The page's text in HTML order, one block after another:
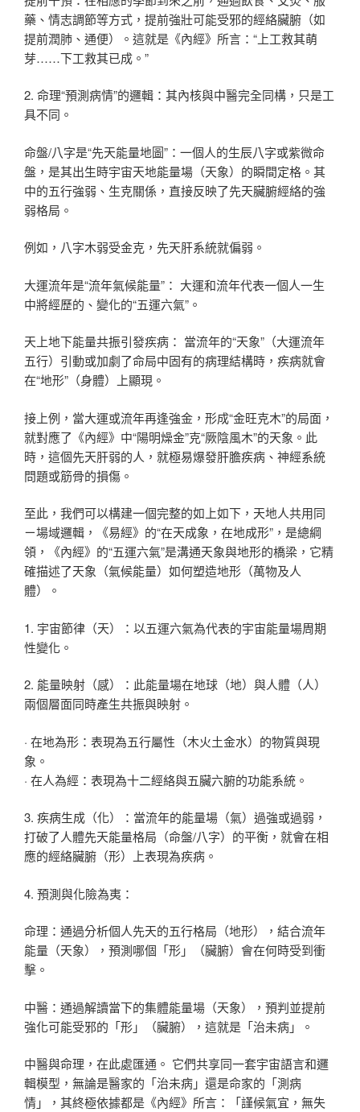
藥、情志調節等方式，提前強壯可能受邪的經絡臟腑（如
提前潤肺、通便）。這就是《內經》所言：“上工救其萌
芽……下工救其已成。”
2. 命理“預測病情”的邏輯：其內核與中醫完全同構，只是工
具不同。
命盤/八字是“先天能量地圖”：一個人的生辰八字或紫微命
盤，是其出生時宇宙天地能量場（天象）的瞬間定格。其
中的五行強弱、生克關係，直接反映了先天臟腑經絡的強
弱格局。
例如，八字木弱受金克，先天肝系統就偏弱。
大運流年是“流年氣候能量”： 大運和流年代表一個人一生
中將經歷的、變化的“五運六氣”。
天上地下能量共振引發疾病： 當流年的“天象”（大運流年
五行）引動或加劇了命局中固有的病理結構時，疾病就會
在“地形”（身體）上顯現。
接上例，當大運或流年再逢強金，形成“金旺克木”的局面，
就對應了《內經》中“陽明燥金”克“厥陰風木”的天象。此
時，這個先天肝弱的人，就極易爆發肝膽疾病、神經系統
問題或筋骨的損傷。
至此，我們可以構建一個完整的如上如下，天地人共用同
ㄧ場域邏輯，《易經》的“在天成象，在地成形”，是總綱
領，《內經》的“五運六氣”是溝通天象與地形的橋梁，它精
確描述了天象（氣候能量）如何塑造地形（萬物及人
體）。
1. 宇宙節律（天）：以五運六氣為代表的宇宙能量場周期
性變化。
2. 能量映射（感）：此能量場在地球（地）與人體（人）
兩個層面同時產生共振與映射。
· 在地為形：表現為五行屬性（木火土金水）的物質與現
象。
· 在人為經：表現為十二經絡與五臟六腑的功能系統。
3. 疾病生成（化）：當流年的能量場（氣）過強或過弱，
打破了人體先天能量格局（命盤/八字）的平衡，就會在相
應的經絡臟腑（形）上表現為疾病。
4. 預測與化險為夷：
命理：通過分析個人先天的五行格局（地形），結合流年
能量（天象），預測哪個「形」（臟腑）會在何時受到衝
擊。
中醫：通過解讀當下的集體能量場（天象），預判並提前
強化可能受邪的「形」（臟腑），這就是「治未病」。
中醫與命理，在此處匯通。 它們共享同一套宇宙語言和邏
輯模型，無論是醫家的「治未病」還是命家的「測病
情」，其終極依據都是《內經》所言：「謹候氣宜，無失